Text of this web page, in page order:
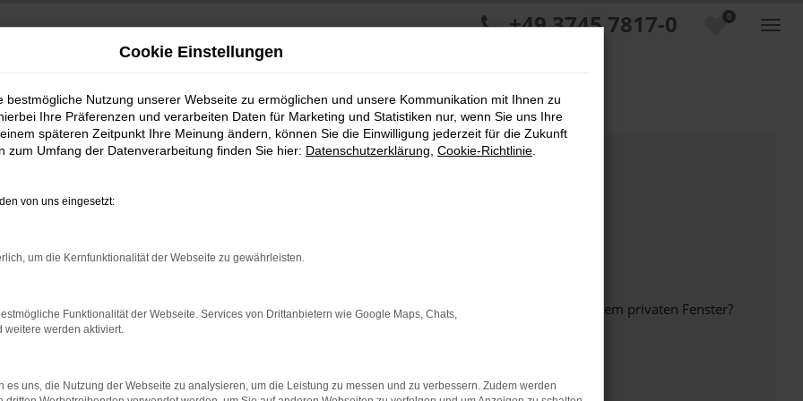
0
+49 3745 7817-0
bestimmter Seiten verhindern. Funktioniert die Seite in einem anderen Browser oder in einem privaten Fenster?
beheben.
auf dem neuesten Stand sind.
Cookie Einstellungen
bestmögliche Nutzung unserer Webseite zu ermöglichen und unsere Kommunikation mit Ihnen zu
Ihre Präferenzen und verarbeiten Daten für Marketing und Statistiken nur, wenn Sie uns Ihre
späteren Zeitpunkt Ihre Meinung ändern, können Sie die Einwilligung jederzeit für die Zukunft
zum Umfang der Datenverarbeitung finden Sie hier: Datenschutzerklärung Cookie-Richtlinie
von uns eingesetzt:
um die Kernfunktionalität der Webseite zu gewährleisten.
Funktionalität der Webseite. Services von Drittanbietern wie Google Maps, Chats,
weitere werden aktiviert.
es uns, die Nutzung der Webseite zu analysieren, um die Leistung zu messen und zu verbessern. Zudem werden